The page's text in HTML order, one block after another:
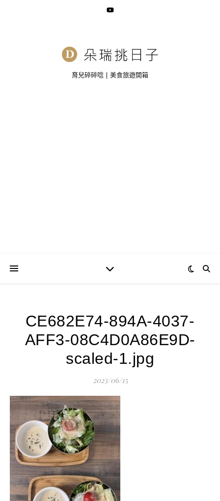
育兒碎碎唸 | 美食旅遊開箱
CE682E74-894A-4037-
AFF3-08C4D0A86E9D-
scaled-1.jpg
2023/06/15